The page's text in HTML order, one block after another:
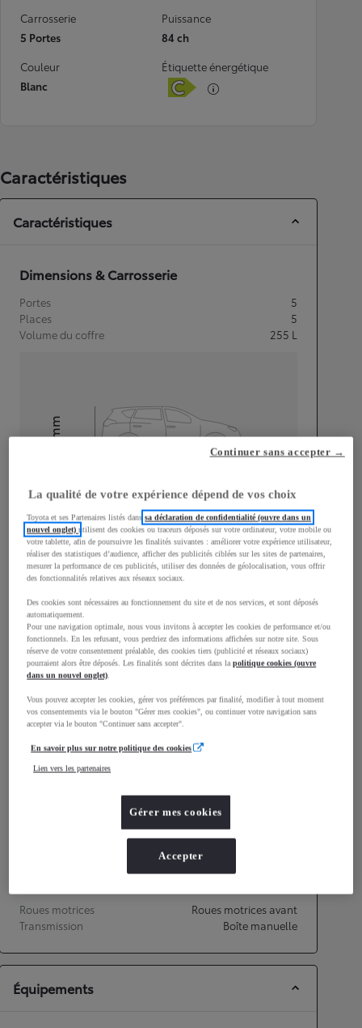
Carrosserie
5 Portes
Puissance
84 ch
Couleur
Blanc
Étiquette énergétique
Caractéristiques
Caractéristiques
Dimensions & Carrosserie
Portes
5
Places
5
Volume du coffre
255 L
Longueur
3 595mm
mm
Consommation mixte
Consommation mixte
L/100 km
Accélération 0-100km/h
12,5
Roues motrices
Roues motrices avant
Transmission
Boîte manuelle
Équipements
La qualité de votre expérience dépend de vos choix
Toyota et ses Partenaires listés danssa déclaration de confidentialité (ouvre dans un
nouvel onglet)utilisent des cookies ou traceurs déposés sur votre ordinateur, votre mobile ou
votre tablette, afin de poursuivre les finalités suivantes : améliorer votre expérience utilisateur,
réaliser des statistiques d’audience, afficher des publicités ciblées sur les sites de partenaires,
mesurer la performance de ces publicités, utiliser des données de géolocalisation, vous offrir
des fonctionnalités relatives aux réseaux sociaux.
Des cookies sont nécessaires au fonctionnement du site et de nos services, et sont déposés
automatiquement.
Pour une navigation optimale, nous vous invitons à accepter les cookies de performance et/ou
fonctionnels. En les refusant, vous perdriez des informations affichées sur notre site. Sous
réserve de votre consentement préalable, des cookies tiers (publicité et réseaux sociaux)
pourraient alors être déposés. Les finalités sont décrites dans lapolitique cookies (ouvre
dans un nouvel onglet)
Vous pouvez accepter les cookies, gérer vos préférences par finalité, modifier à tout moment
vos consentements via le bouton "Gérer mes cookies", ou continuer votre navigation sans
accepter via le bouton "Continuer sans accepter".
En savoir plus sur notre politique des cookies
Lien vers les partenaires
Gérer mes cookies
Continuer sans accepter →
Accepter